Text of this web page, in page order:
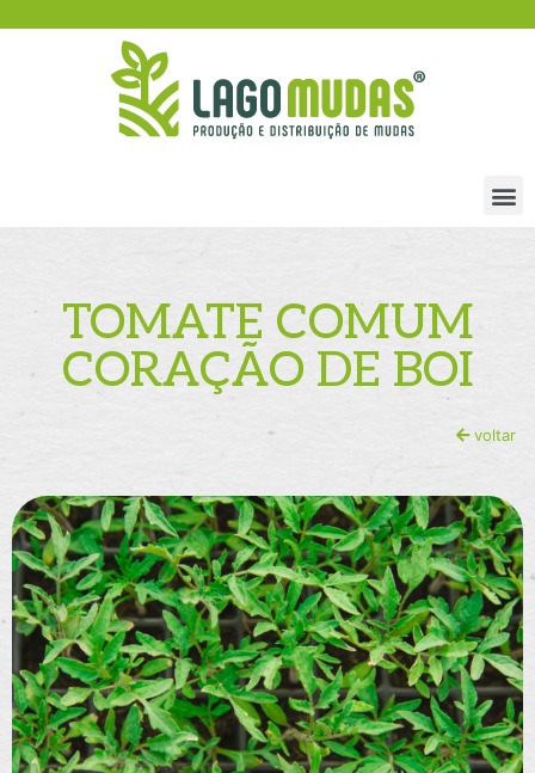
TOMATE COMUM
CORAÇÃO DE BOI
voltar